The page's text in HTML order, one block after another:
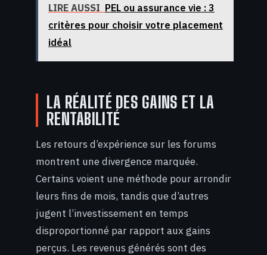
LIRE AUSSI PEL ou assurance vie : 3
critères pour choisir votre placement
idéal
LA RÉALITÉ DES GAINS ET LA
RENTABILITÉ
Les retours d’expérience sur les forums
montrent une divergence marquée.
Certains voient une méthode pour arrondir
leurs fins de mois, tandis que d’autres
jugent l’investissement en temps
disproportionné par rapport aux gains
perçus. Les revenus générés sont des